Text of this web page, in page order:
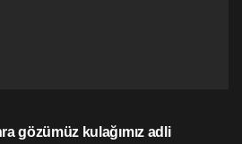
gözümüz kulağımız adli